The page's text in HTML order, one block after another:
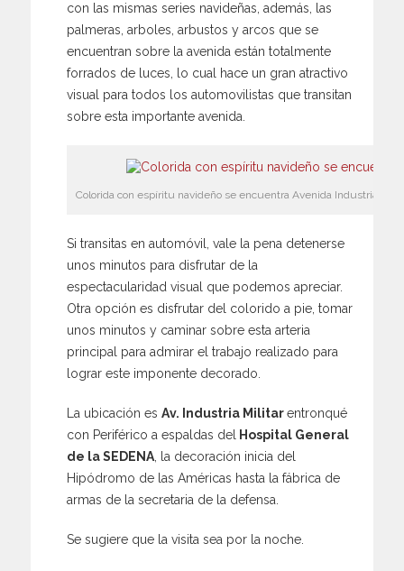
con las mismas series navideñas, además, las
palmeras, arboles, arbustos y arcos que se
encuentran sobre la avenida están totalmente
forrados de luces, lo cual hace un gran atractivo
visual para todos los automovilistas que transitan
sobre esta importante avenida.
Colorida con espíritu navideño se encuentra Avenida Industria
Si transitas en automóvil, vale la pena detenerse
unos minutos para disfrutar de la
espectacularidad visual que podemos apreciar.
Otra opción es disfrutar del colorido a pie, tomar
unos minutos y caminar sobre esta arteria
principal para admirar el trabajo realizado para
lograr este imponente decorado.
La ubicación es Av. Industria Militarentronqué
con Periférico a espaldas del
Hospital General
de la SEDENA , la decoración inicia del
Hipódromo de las Américas hasta la fábrica de
armas de la secretaria de la defensa.
Se sugiere que la visita sea por la noche.